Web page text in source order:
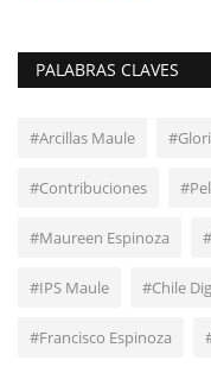
PALABRAS CLAVES
#Arcillas Maule
#Contribuciones
#Maureen Espinoza
#IPS Maule #Chile
#Francisco Espinoza